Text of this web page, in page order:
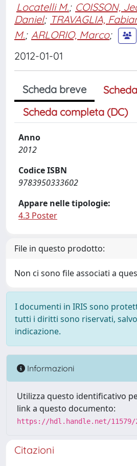
Locatelli M.; COISSON,
Daniel; TRAVAGLIA,
M.; ARLORIO, Marco;
2012-01-01
Scheda breve
Scheda completa (DC)
Anno
2012
Codice ISBN
9783950333602
Appare nelle tipologie:
4.3 Poster
File in questo prodotto:
Non ci sono file associati a
I documenti in IRIS sono
tutti i diritti sono riservati,
indicazione.
Informazioni
Utilizza questo identificativo
link a questo documento:
https://hdl.handle.net/11579/
Citazioni